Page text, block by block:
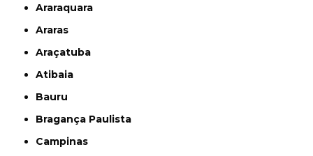
Araraquara
Araras
Araçatuba
Atibaia
Bauru
Bragança Paulista
Campinas